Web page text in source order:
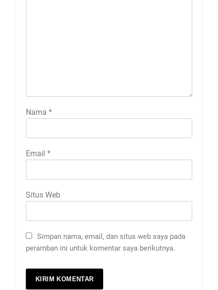
Nama *
Email *
Situs Web
Simpan nama, email, dan situs web saya pada
peramban ini untuk komentar saya berikutnya.